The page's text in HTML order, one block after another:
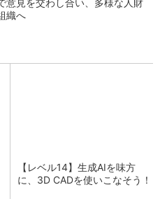
意見を交わし合い、多様な人財
織へ
【レベル14】生成AIを味方
に、3D CADを使いこなそう！